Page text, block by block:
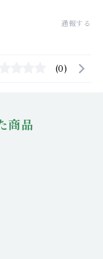
通報する
(0)
商品